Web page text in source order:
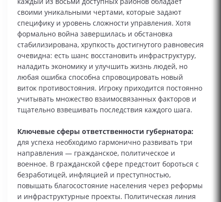
своими уникальными чертами, которые задают
специфику и уровень сложности управления. Хотя
формально война завершилась и обстановка
стабилизирована, хрупкость достигнутого равновесия
очевидна: есть шанс восстановить инфраструктуру,
наладить экономику и улучшить жизнь людей, но
любая ошибка способна спровоцировать новый
виток противостояния. Игроку приходится постоянно
учитывать множество взаимосвязанных факторов и
тщательно взвешивать последствия каждого шага.
Ключевые сферы ответственности губернатора:
для успеха необходимо гармонично развивать три
направления — гражданское, политическое и
военное. В гражданской сфере предстоит бороться с
безработицей, инфляцией и преступностью,
повышать благосостояние населения через реформы
и инфраструктурные проекты. Политическая линия